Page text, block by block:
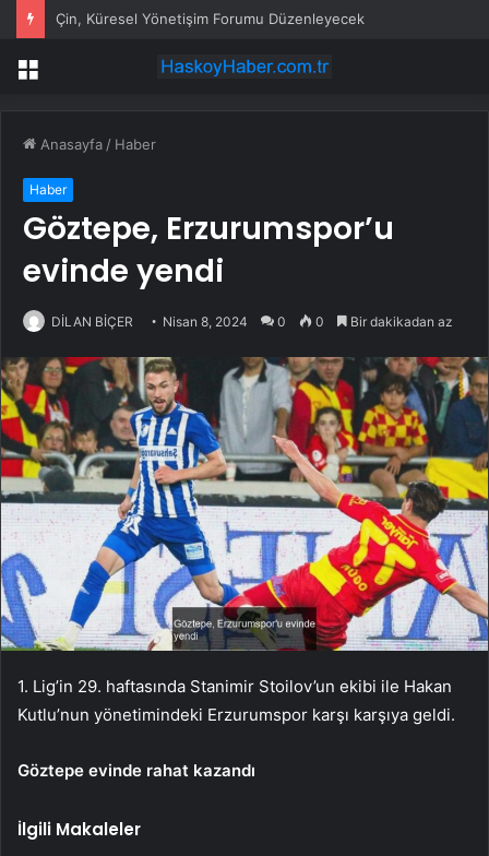
Çin, Küresel Yönetişim Forumu Düzenleyecek
Menü
Anasayfa / Haber
Haber
Göztepe, Erzurumspor’u
evinde yendi
DİLAN BİÇER Nisan 8, 2024 0 0 Bir dakikadan az
1. Lig’in 29. haftasında Stanimir Stoilov’un ekibi ile Hakan
Kutlu’nun yönetimindeki Erzurumspor karşı karşıya geldi.
Göztepe evinde rahat kazandı
İlgili Makaleler